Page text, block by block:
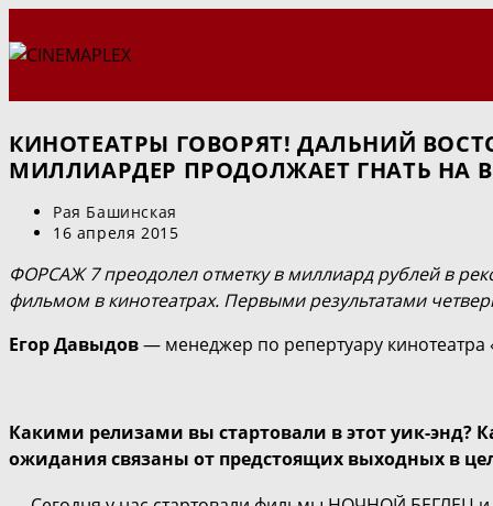
к
КИНОТЕАТРЫ ГОВОРЯТ! ДАЛЬНИЙ
МИЛЛИАРДЕР ПРОДОЛЖАЕТ ГНАТЬ НА
Автор
записи:
Рая Башинская
Запись
16 апреля 2015
ФОРСАЖ 7 преодолел отметку в миллиард рублей в
фильмом в кинотеатрах. Первыми результатами
Егор Давыдов— менеджер по репертуару кинотеатра
Какими релизами вы стартовали в этот уик-энд?
ожидания связаны от предстоящих выходных в